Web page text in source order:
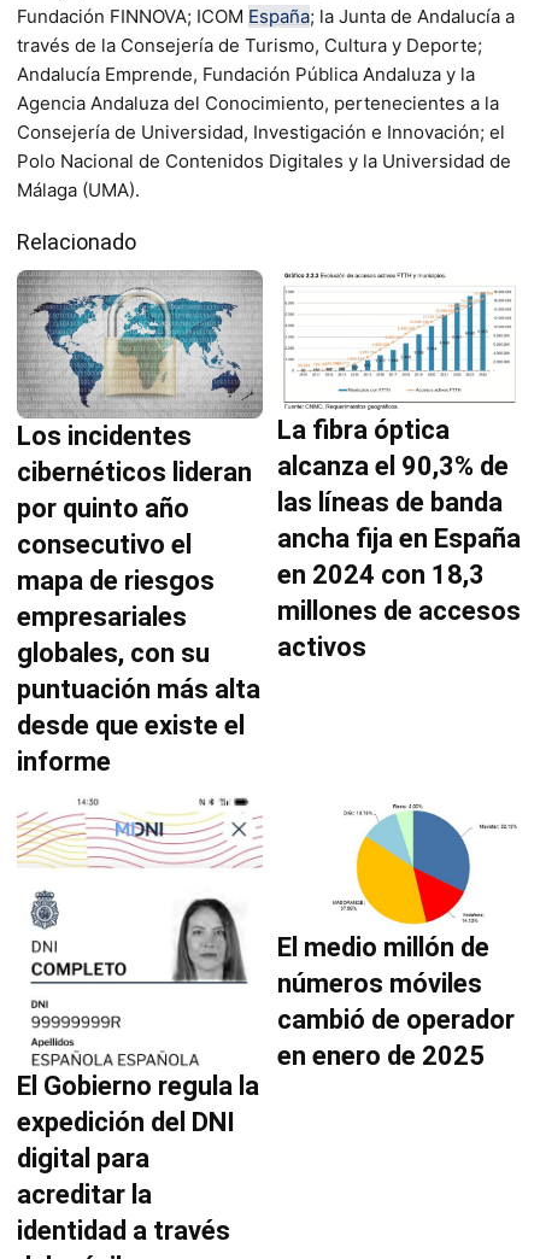
Fundación FINNOVA; ICOM España; la Junta de Andalucía a
través de la Consejería de Turismo, Cultura y Deporte;
Andalucía Emprende, Fundación Pública Andaluza y la
Agencia Andaluza del Conocimiento, pertenecientes a la
Consejería de Universidad, Investigación e Innovación; el
Polo Nacional de Contenidos Digitales y la Universidad de
Málaga (UMA).
Relacionado
Los incidentes
cibernéticos lideran
por quinto año
consecutivo el
mapa de riesgos
empresariales
globales, con su
puntuación más alta
desde que existe el
informe
La fibra óptica
alcanza el 90,3% de
las líneas de banda
ancha fija en España
en 2024 con 18,3
millones de accesos
activos
El Gobierno regula la
expedición del DNI
digital para
acreditar la
identidad a través
El medio millón de
números móviles
cambió de operador
en enero de 2025